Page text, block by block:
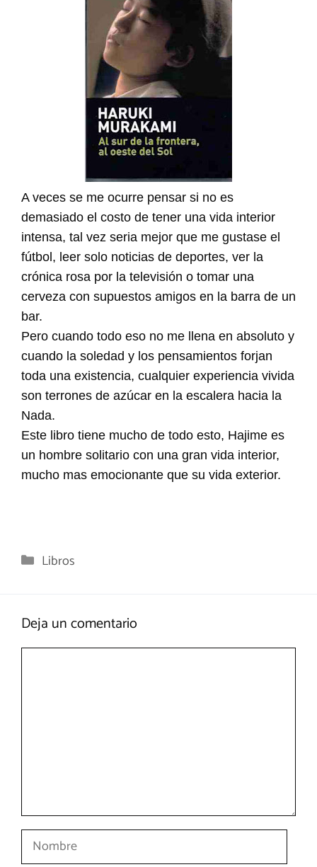
A veces se me ocurre pensar si no es
demasiado el costo de tener una vida interior
intensa, tal vez seria mejor que me gustase el
fútbol, leer solo noticias de deportes, ver la
crónica rosa por la televisión o tomar una
cerveza con supuestos amigos en la barra de un
bar.
Pero cuando todo eso no me llena en absoluto y
cuando la soledad y los pensamientos forjan
toda una existencia, cualquier experiencia vivida
son terrones de azúcar en la escalera hacia la
Nada.
Este libro tiene mucho de todo esto, Hajime es
un hombre solitario con una gran vida interior,
mucho mas emocionante que su vida exterior.
Categorías
Libros
Deja un comentario
Nombre